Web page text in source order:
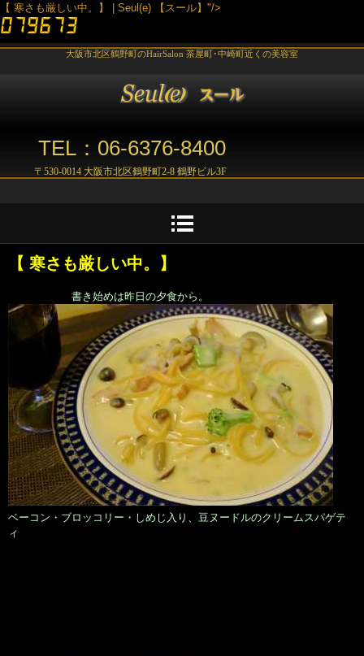
【 寒さも厳しい中。】 | Seul(e) 【スール】"/>
大阪市北区鶴野町のHairSalon 茶屋町･中崎町近くの美容室
TEL：06-6376-8400
〒530-0014 大阪市北区鶴野町2-8 鶴野ビル3F
【 寒さも厳しい中。】
書き始めは昨日の夕食から。
ベーコン・ブロッコリー・しめじ入り、豆ヌードルのクリームスパゲテ
ィ